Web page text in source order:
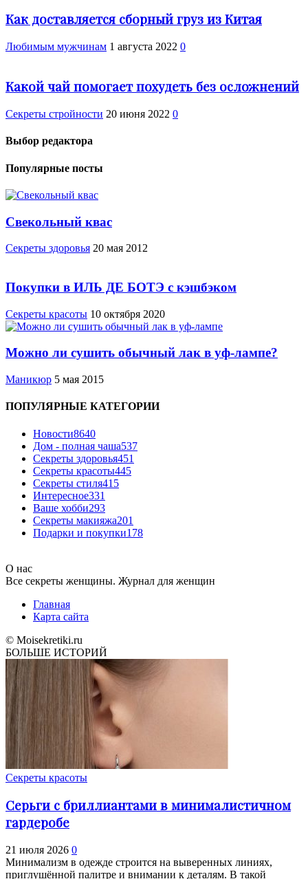
Как доставляется сборный груз из Китая
Любимым мужчинам 1 августа 2022 0
Какой чай помогает похудеть без осложнений
Секреты стройности 20 июня 2022 0
Выбор редактора
Популярные посты
Свекольный квас
Cекреты здоровья 20 мая 2012
Покупки в ИЛЬ ДЕ БОТЭ с кэшбэком
Секреты красоты 10 октября 2020
Можно ли сушить обычный лак в уф-лампе?
Маникюр 5 мая 2015
ПОПУЛЯРНЫЕ КАТЕГОРИИ
Новости8640
Дом - полная чаша537
Cекреты здоровья451
Секреты красоты445
Секреты стиля415
Интересное331
Ваше хобби293
Секреты макияжа201
Подарки и покупки178
О нас
Все секреты женщины. Журнал для женщин
Главная
Карта сайта
© Moisekretiki.ru
БОЛЬШЕ ИСТОРИЙ
Секреты красоты
Серьги с бриллиантами в минималистичном
гардеробе
21 июля 2026 0
Минимализм в одежде строится на выверенных линиях,
приглушённой палитре и внимании к деталям. В такой